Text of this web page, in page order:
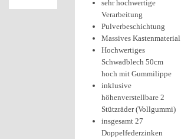
sehr hochwertige
Verarbeitung
Pulverbeschichtung
Massives Kastenmaterial
Hochwertiges
Schwadblech 50cm
hoch mit Gummilippe
inklusive
höhenverstellbare 2
Stützräder (Vollgummi)
insgesamt 27
Doppelfederzinken